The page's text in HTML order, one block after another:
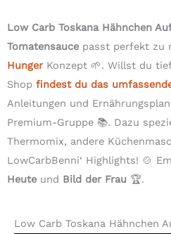
Low Carb Toskana Hähnchen
Tomatensauce passt perfekt zu
HungerKonzept 🌱. Willst du
Shop findest du das
Anleitungen und
Premium-Gruppe 📚. Dazu
Thermomix, andere
LowCarbBenni‘ Highlights! 🍲
Heute und Bild der Frau 🏆.
Low Carb Toskana Hähnchen